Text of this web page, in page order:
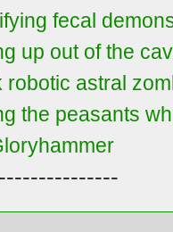
fecal
up out of the
robotic astral
the peasants